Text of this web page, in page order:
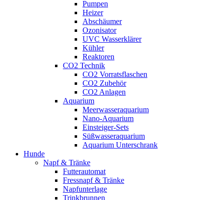
Pumpen
Heizer
Abschäumer
Ozonisator
UVC Wasserklärer
Kühler
Reaktoren
CO2 Technik
CO2 Vorratsflaschen
CO2 Zubehör
CO2 Anlagen
Aquarium
Meerwasseraquarium
Nano-Aquarium
Einsteiger-Sets
Süßwasseraquarium
Aquarium Unterschrank
Hunde
Napf & Tränke
Futterautomat
Fressnapf & Tränke
Napfunterlage
Trinkbrunnen